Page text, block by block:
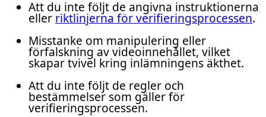
Att du inte följt de angivna instruktionerna
eller riktlinjerna för verifieringsprocessen.
Misstanke om manipulering eller
förfalskning av videoinnehållet, vilket
skapar tvivel kring inlämningens äkthet.
Att du inte följt de regler och
bestämmelser som gäller för
verifieringsprocessen.